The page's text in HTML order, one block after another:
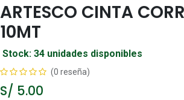
ARTESCO CINTA
10MT
Stock: 34 unidades disponibles
(0 reseña)
S/ 5.00